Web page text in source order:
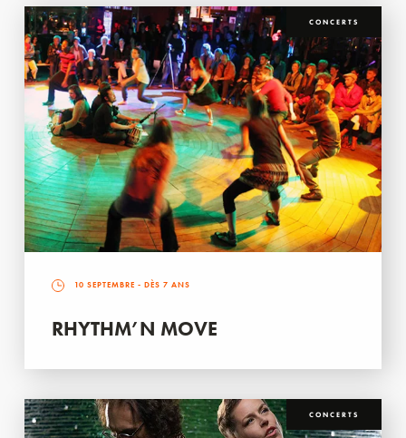
CONCERTS
10 SEPTEMBRE - DÈS 7 ANS
RHYTHM’N MOVE
CONCERTS